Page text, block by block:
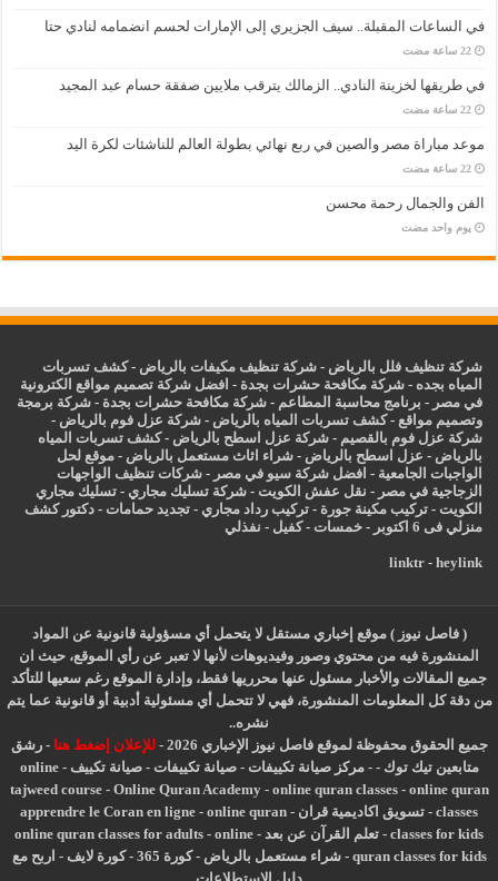
في الساعات المقبلة.. سيف الجزيري إلى الإمارات لحسم انضمامه لنادي حتا
‏22 ساعة مضت
في طريقها لخزينة النادي.. الزمالك يترقب ملايين صفقة حسام عبد المجيد
‏22 ساعة مضت
موعد مباراة مصر والصين في ربع نهائي بطولة العالم للناشئات لكرة اليد
‏22 ساعة مضت
الفن والجمال رحمة محسن
‏يوم واحد مضت
شركة تنظيف فلل بالرياض -شركة تنظيف مكيفات بالرياض -كشف تسربات
المياه بجده -شركة مكافحة حشرات بجدة - افضل شركة تصميم مواقع الكترونية
في مصر - برنامج محاسبة المطاعم -شركة مكافحة حشرات بجدة -شركة برمجة
وتصميم مواقع -كشف تسربات المياه بالرياض -شركة عزل فوم بالرياض -
شركة عزل فوم بالقصيم -شركة عزل اسطح بالرياض -كشف تسربات المياه
بالرياض - عزل اسطح بالرياض -شراء اثاث مستعمل بالرياض - موقع لحل
الواجبات الجامعية - افضل شركة سيو في مصر -شركات تنظيف الواجهات
الزجاجية في مصر - نقل عفش الكويت -شركة تسليك مجاري -تسليك مجاري
الكويت -تركيب مكينة جورة -تركيب رداد مجاري -تجديد حمامات -دكتور كشف
منزلي فى 6 اكتوبر
-خمسات -كفيل - نفذلي
linktr- heylink
( فاصل نيوز ) موقع إخباري مستقل لا يتحمل أي مسؤولية قانونية عن المواد
المنشورة فيه من محتوي وصور وفيديوهات لأنها لا تعبر عن رأي الموقع، حيث ان
جميع المقالات والأخبار مسئول عنها محرريها فقط، وإدارة الموقع رغم سعيها للتأكد
من دقة كل المعلومات المنشورة، فهي لا تتحمل أي مسئولية أدبية أو قانونية عما يتم
نشره..
جميع الحقوق محفوظة لموقع فاصل نيوز الإخباري 2026 -
للإعلان إضغط هنا -رشق
متابعين تيك توك -
-مركز صيانة تكييفات -صيانة تكييفات -صيانة تكييف -
online
tajweed course- Online Quran Academy- online quran classes- online quran
classes
- تسويق اكاديمية قران -
apprendre le Coran en ligne - online quran
classes for kids
- تعلم القرآن عن بعد -
online quran classes for adults - online
quran classes for kids
-شراء مستعمل بالرياض -كورة 365 -كورة لايف - اربح مع